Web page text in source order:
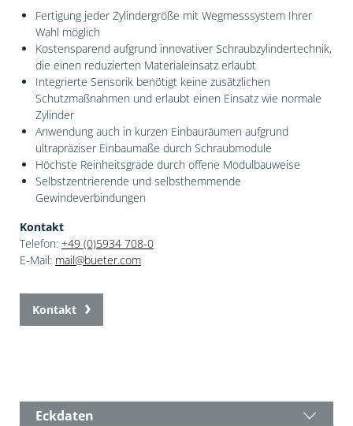
Fertigung jeder Zylindergröße mit Wegmesssystem Ihrer
Wahl möglich
Kostensparend aufgrund innovativer Schraubzylindertechnik,
die einen reduzierten Materialeinsatz erlaubt
Integrierte Sensorik benötigt keine zusätzlichen
Schutzmaßnahmen und erlaubt einen Einsatz wie normale
Zylinder
Anwendung auch in kurzen Einbauräumen aufgrund
ultrapräziser Einbaumaße durch Schraubmodule
Höchste Reinheitsgrade durch offene Modulbauweise
Selbstzentrierende und selbsthemmende
Gewindeverbindungen
Kontakt
Telefon: +49 (0)5934 708-0
E-Mail: mail@bueter.com
Kontakt
Eckdaten